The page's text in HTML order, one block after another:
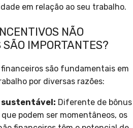
em relação ao seu trabalho.
NÃO
SÃO IMPORTANTES?
são fundamentais em
por diversas razões:
sustentável: Diferente de bônus
podem ser momentâneos, os